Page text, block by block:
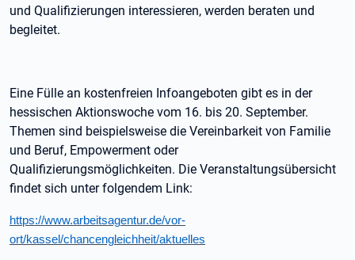
und Qualifizierungen interessieren, werden beraten und
begleitet.
Eine Fülle an kostenfreien Infoangeboten gibt es in der
hessischen Aktionswoche vom 16. bis 20. September.
Themen sind beispielsweise die Vereinbarkeit von Familie
und Beruf, Empowerment oder
Qualifizierungsmöglichkeiten. Die Veranstaltungsübersicht
findet sich unter folgendem Link:
https://www.arbeitsagentur.de/vor-
ort/kassel/chancengleichheit/aktuelles